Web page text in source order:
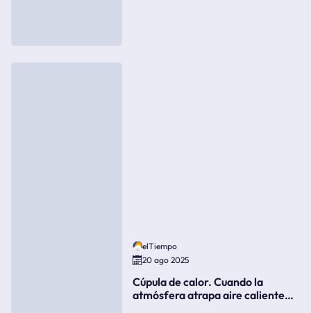
elTiempo
20 ago 2025
Cúpula de calor. Cuando la
atmósfera atrapa aire caliente